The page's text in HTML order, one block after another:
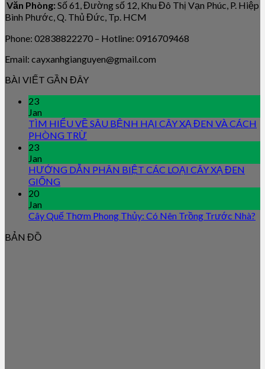
Văn Phòng: Số 61, Đường số 12, Khu Đô Thị Vạn Phúc, P. Hiệp
Bình Phước, Q. Thủ Đức, Tp. HCM
Phone: 02838822270 – Hotline: 0916709468
Email: cayxanhgianguyen@gmail.com
BÀI VIẾT GẦN ĐÂY
23
Jan
TÌM HIỂU VỀ SÂU BỆNH HẠI CÂY XẠ ĐEN VÀ CÁCH
PHÒNG TRỪ
23
Jan
HƯỚNG DẪN PHÂN BIỆT CÁC LOẠI CÂY XẠ ĐEN
GIỐNG
20
Jan
Cây Quế Thơm Phong Thủy: Có Nên Trồng Trước Nhà?
BẢN ĐỒ